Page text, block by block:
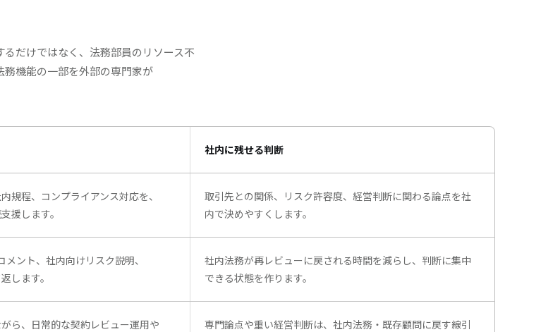
だけではなく、法務部員のリソース不
機能の一部を外部の専門家が
社内に残せる判断
規程、 コンプライアンス対応を、
援します。
取引先との関係、リスク許容度、経営判断に関わる論点を社
内で決めやすくします。
メント、 社内向けリスク説明、
します。
社内法務が再レビューに戻される時間を減らし、判断に集中
できる状態を作ります。
ら、日常的な契約レビュー運用や
専門論点や重い経営判断は、社内法務・既存顧問に戻す線引